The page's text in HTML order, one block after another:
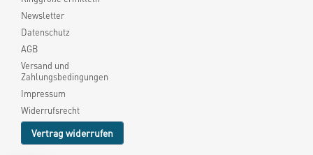
Newsletter
Datenschutz
AGB
Versand und
Zahlungsbedingungen
Impressum
Widerrufsrecht
Vertrag widerrufen